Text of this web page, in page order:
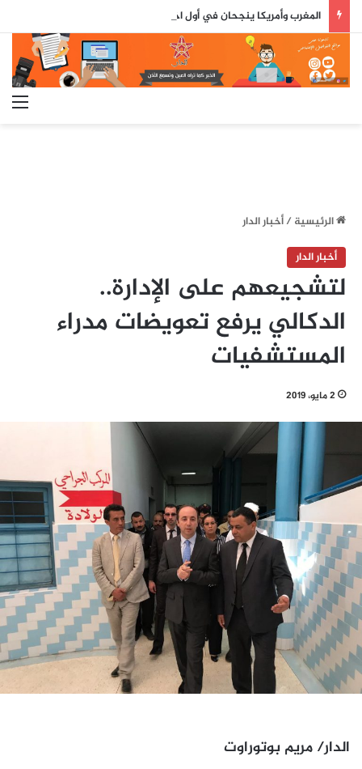
الرئيسية/أخبار الدار
أخبار الدار
لتشجيعهم على الإدارة..
الدكالي يرفع تعويضات مدراء
المستشفيات
2 مايو، 2019
الدار/ مريم بوتوراوت